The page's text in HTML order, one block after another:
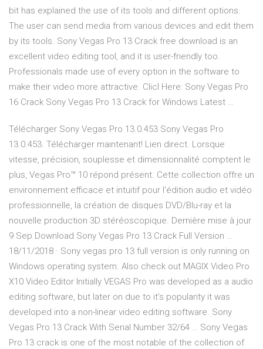
bit has explained the use of its tools and different options.
The user can send media from various devices and edit them
by its tools. Sony Vegas Pro 13 Crack free download is an
excellent video editing tool, and it is user-friendly too.
Professionals made use of every option in the software to
make their video more attractive. Clicl Here: Sony Vegas Pro
16 Crack Sony Vegas Pro 13 Crack for Windows Latest …
Télécharger Sony Vegas Pro 13.0.453 Sony Vegas Pro
13.0.453. Télécharger maintenant! Lien direct. Lorsque
vitesse, précision, souplesse et dimensionnalité comptent le
plus, Vegas Pro™ 10 répond présent. Cette collection offre un
environnement efficace et intuitif pour l'édition audio et vidéo
professionnelle, la création de disques DVD/Blu-ray et la
nouvelle production 3D stéréoscopique. Dernière mise à jour
9 Sep Download Sony Vegas Pro 13 Crack Full Version …
18/11/2018 · Sony vegas pro 13 full version is only running on
Windows operating system. Also check out MAGIX Video Pro
X10 Video Editor Initially VEGAS Pro was developed as a audio
editing software, but later on due to it’s popularity it was
developed into a non-linear video editing software. Sony
Vegas Pro 13 Crack With Serial Number 32/64 … Sony Vegas
Pro 13 crack is one of the most notable of the collection of